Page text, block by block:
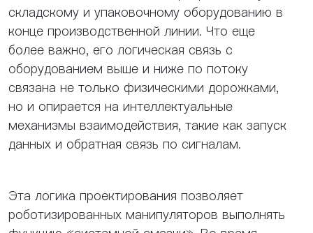
складскому и упаковочному оборудованию в
конце производственной линии. Что еще
более важно, его логическая связь с
оборудованием выше и ниже по потоку
связана не только физическими дорожками,
но и опирается на интеллектуальные
механизмы взаимодействия, такие как запуск
данных и обратная связь по сигналам.
Эта логика проектирования позволяет
роботизированных манипуляторов выполнять